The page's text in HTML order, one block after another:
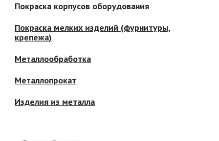
Покраска корпусов оборудования
Покраска мелких изделий (фурнитуры,
крепежа)
Металлообработка
Металлопрокат
Изделия из металла